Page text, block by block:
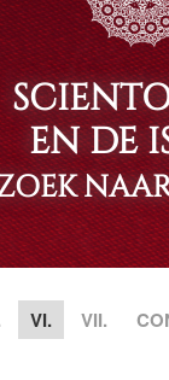
EN DE
VI. VII.